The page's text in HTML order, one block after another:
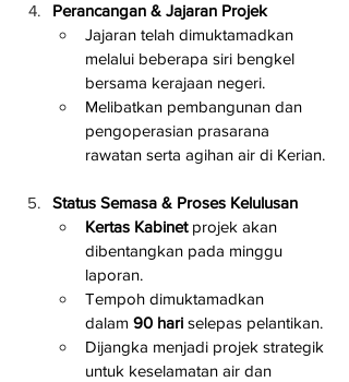
Perancangan & Jajaran Projek
Jajaran telah dimuktamadkan
melalui beberapa siri bengkel
bersama kerajaan negeri.
Melibatkan pembangunan dan
pengoperasian prasarana
rawatan serta agihan air di Kerian.
Status Semasa & Proses Kelulusan
Kertas Kabinet projek akan
dibentangkan pada minggu
laporan.
Tempoh dimuktamadkan
dalam 90 hari selepas pelantikan.
Dijangka menjadi projek strategik
untuk keselamatan air dan